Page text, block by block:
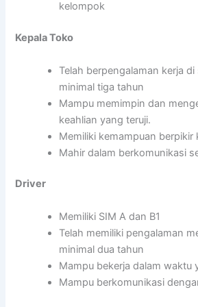
kelompok
Kepala Toko
Telah berpengalaman kerja
minimal tiga tahun
Mampu memimpin dan
keahlian yang teruji.
Memiliki kemampuan berpikir
Mahir dalam berkomunikasi
Driver
Memiliki SIM A dan B1
Telah memiliki pengalaman
minimal dua tahun
Mampu bekerja dalam waktu
Mampu berkomunikasi